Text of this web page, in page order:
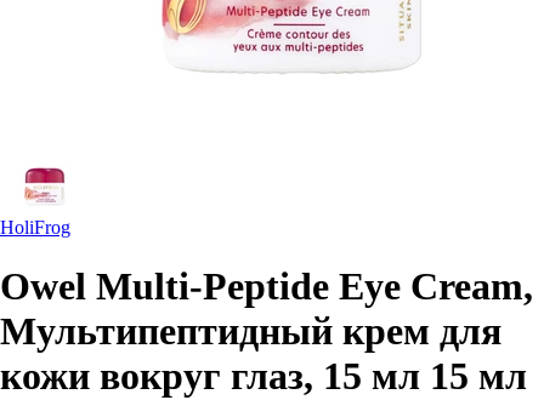
HoliFrog
Owel Multi-Peptide Eye Cream,
Мультипептидный крем для
кожи вокруг глаз, 15 мл 15 мл